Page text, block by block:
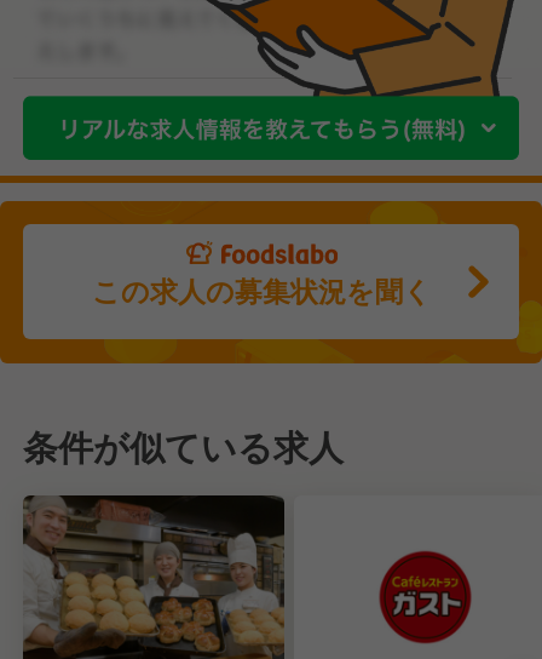
この求人の募集状況を聞く
条件が似ている求人